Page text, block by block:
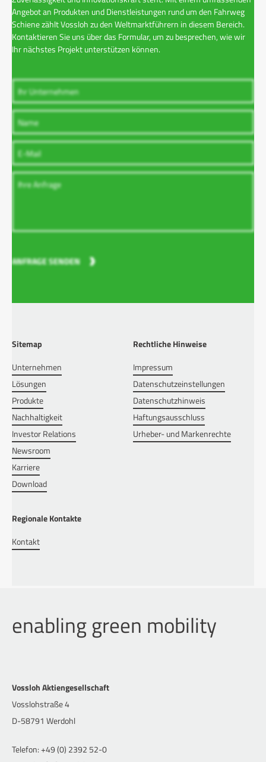
Angebot an Produkten und Dienstleistungen rund um den Fahrweg
Schiene zählt Vossloh zu den Weltmarktführern in diesem Bereich.
Kontaktieren Sie uns über das Formular, um zu besprechen, wie wir
Ihr nächstes Projekt unterstützen können.
ANFRAGE SENDEN
Sitemap
Unternehmen
Lösungen
Produkte
Nachhaltigkeit
Investor Relations
Newsroom
Karriere
Download
Rechtliche Hinweise
Impressum
Datenschutzeinstellungen
Datenschutzhinweis
Haftungsausschluss
Urheber- und Markenrechte
Regionale Kontakte
Kontakt
enabling green mobility
Vossloh Aktiengesellschaft
Vosslohstraße 4
D-58791 Werdohl
Telefon: +49 (0) 2392 52-0